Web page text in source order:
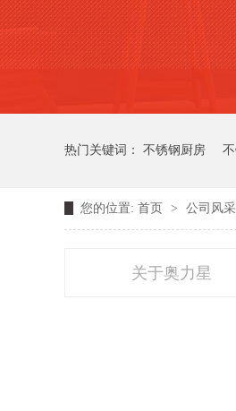
热门关键词： 不锈钢厨房
您的位置: 首页 > 公司风采
关于奥力星